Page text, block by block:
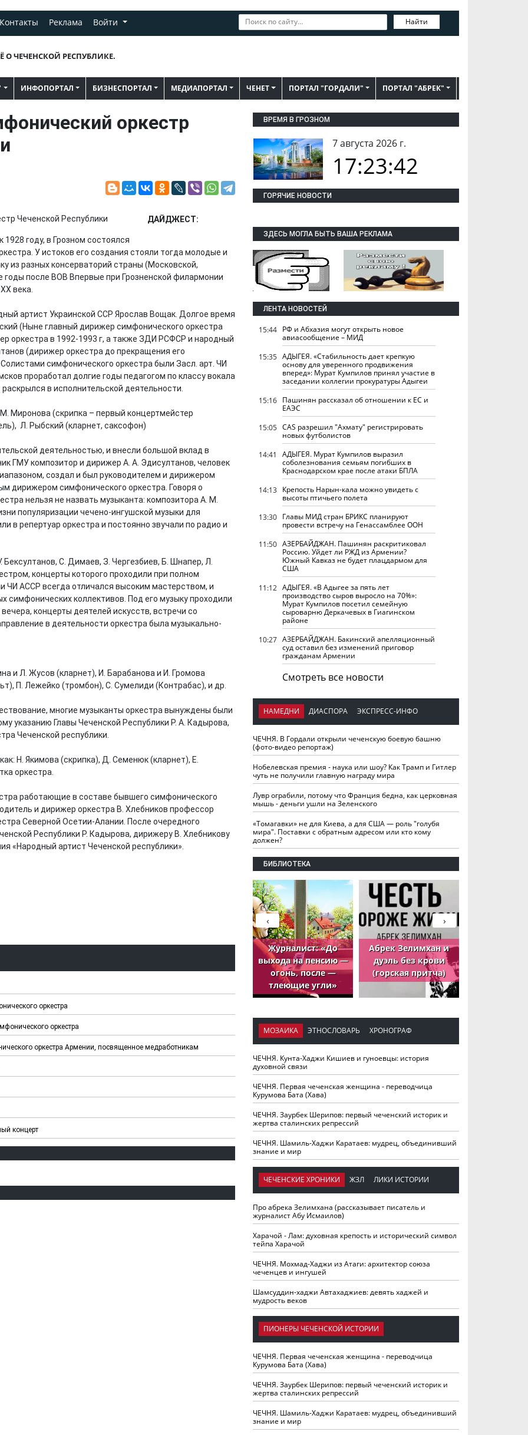
Контакты Реклама Войти Найти
О ЧЕЧЕНСКОЙ РЕСПУБЛИКЕ.
ИНФОПОРТАЛ БИЗНЕСПОРТАЛ МЕДИАПОРТАЛ ЧЕНЕТ ПОРТАЛ "ГОРДАЛИ" ПОРТАЛ "АБРЕК"
оркестр
ДАЙДЖЕСТ:
году, в Грозном состоялся
У истоков его создания стояли тогда молодые и
из разных консерваторий страны (Московской,
после ВОВ Впервые при Грозненской филармонии
века.
артист Украинской ССР Ярослав Вощак. Долгое время
(Ныне главный дирижер симфонического оркестра
оркестра в 1992-1993 г, а также ЗДИ РСФСР и народный
(дирижер оркестра до прекращения его
симфонического оркестра были Засл. арт. ЧИ
проработал долгие годы педагогом по классу вокала
в исполнительской деятельности.
Миронова (скрипка – первый концертмейстер
Л. Рыбский (кларнет, саксофон)
деятельностью, и внесли большой вклад в
ГМУ композитор и дирижер А. А. Эдисултанов, человек
создал и был руководителем и дирижером
дирижером симфонического оркестра. Говоря о
нельзя не назвать музыканта: композитора А. М.
популяризации чечено-ингушской музыки для
в репертуар оркестра и постоянно звучали по радио и
С. Димаев, З. Чергезбиев, Б. Шнапер, Л.
концерты которого проходили при полном
ЧИ АССР всегда отличался высоким мастерством, и
симфонических коллективов. Под его музыку проходили
концерты деятелей искусств, встречи со
в деятельности оркестра была музыкально-
и Л. Жусов (кларнет), И. Барабанова и И. Громова
П. Лежейко (тромбон), С. Сумелиди (Контрабас), и др.
многие музыканты оркестра вынуждены были
указанию Главы Чеченской Республики Р. А. Кадырова,
Чеченской республики.
Н. Якимова (скрипка), Д. Семенюк (кларнет), Е.
оркестра.
работающие в составе бывшего симфонического
и дирижер оркестра В. Хлебников профессор
Северной Осетии-Алании. После очередного
Республики Р. Кадырова, дирижеру В. Хлебникову
«Народный артист Чеченской республики».
оркестра
оркестра
оркестра Армении, посвященное медработникам
концерт
ВРЕМЯ В ГРОЗНОМ
7 августа 2026 г.
17:23:43
ГОРЯЧИЕ НОВОСТИ
ЗДЕСЬ МОГЛА БЫТЬ ВАША РЕКЛАМА
ЛЕНТА НОВОСТЕЙ
15:44 РФ и Абхазия могут открыть новое
авиасообщение – МИД
15:35 АДЫГЕЯ. «Стабильность дает крепкую
основу для уверенного продвижения
вперед»: Мурат Кумпилов принял участие в
заседании коллегии прокуратуры Адыгеи
15:16 Пашинян рассказал об отношении к ЕС и
ЕАЭС
15:05 CAS разрешил "Ахмату" регистрировать
новых футболистов
14:41
АДЫГЕЯ. Мурат Кумпилов выразил
соболезнования семьям погибших в
Краснодарском крае после атаки БПЛА
14:13 Крепость Нарын-кала можно увидеть с
высоты птичьего полета
13:30 Главы МИД стран БРИКС планируют
провести встречу на Генассамблее ООН
11:50 АЗЕРБАЙДЖАН. Пашинян раскритиковал
Россию. Уйдет ли РЖД из Армении?
Южный Кавказ не будет плацдармом для
США
11:12 АДЫГЕЯ. «В Адыгее за пять лет
производство сыров выросло на 70%»:
Мурат Кумпилов посетил семейную
сыроварню Деркачевых в Гиагинском
районе
10:27 АЗЕРБАЙДЖАН. Бакинский апелляционный
суд оставил без изменений приговор
гражданам Армении
Смотреть все новости
НАМЕДНИ ДИАСПОРА ЭКСПРЕСС-ИНФО
ЧЕЧНЯ. В Гордали открыли чеченскую боевую башню
(фото-видео репортаж)
Нобелевская премия - наука или шоу? Как Трамп и Гитлер
чуть не получили главную награду мира
Лувр ограбили, потому что Франция бедна, как церковная
мышь - деньги ушли на Зеленского
«Томагавки» не для Киева, а для США — роль "голубя
мира". Поставки с обратным адресом или кто кому
должен?
БИБЛИОТЕКА
ЧЕЧНЯ. Обарг Варин
ЧЕЧНЯ. Хьаьжин
Журналист: «До
выхода на пенсию —
огонь, после —
тлеющие угли»
Абрек Зелимхан и
дуэль без крови
(горская притча)
›
‹
МОЗАИКА ЭТНОСЛОВАРЬ ХРОНОГРАФ
ЧЕЧНЯ. Кунта-Хаджи Кишиев и гуноевцы: история
духовной связи
ЧЕЧНЯ. Первая чеченская женщина - переводчица
Курумова Бата (Хава)
ЧЕЧНЯ. Заурбек Шерипов: первый чеченский историк и
жертва сталинских репрессий
ЧЕЧНЯ. Шамиль-Хаджи Каратаев: мудрец, объединивший
знание и мир
ЧЕЧЕНСКИЕ ХРОНИКИ ЖЗЛ ЛИКИ ИСТОРИИ
Про абрека Зелимхана (рассказывает писатель и
журналист Абу Исмаилов)
Харачой - Лам: духовная крепость и исторический символ
тейпа Харачой
ЧЕЧНЯ. Мохмад-Хаджи из Атаги: архитектор союза
чеченцев и ингушей
Шамсуддин-хаджи Автахаджиев: девять хаджей и
мудрость веков
ПИОНЕРЫ ЧЕЧЕНСКОЙ ИСТОРИИ
ЧЕЧНЯ. Первая чеченская женщина - переводчица
Курумова Бата (Хава)
ЧЕЧНЯ. Заурбек Шерипов: первый чеченский историк и
жертва сталинских репрессий
ЧЕЧНЯ. Шамиль-Хаджи Каратаев: мудрец, объединивший
знание и мир